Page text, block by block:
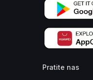
Pratite nas